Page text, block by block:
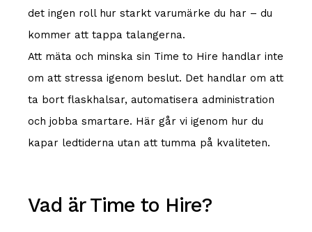
det ingen roll hur starkt varumärke du har – du
kommer att tappa talangerna.
Att mäta och minska sin Time to Hire handlar inte
om att stressa igenom beslut. Det handlar om att
ta bort flaskhalsar, automatisera administration
och jobba smartare. Här går vi igenom hur du
kapar ledtiderna utan att tumma på kvaliteten.
Vad är Time to Hire?